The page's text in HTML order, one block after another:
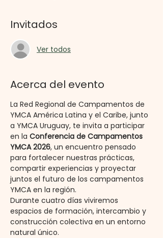
Invitados
Ver todos
Acerca del evento
La Red Regional de Campamentos de
YMCA América Latina y el Caribe, junto
a YMCA Uruguay, te invita a participar
en la Conferencia de Campamentos
YMCA 2026, un encuentro pensado
para fortalecer nuestras prácticas,
compartir experiencias y proyectar
juntos el futuro de los campamentos
YMCA en la región.
Durante cuatro días viviremos
espacios de formación, intercambio y
construcción colectiva en un entorno
natural único.